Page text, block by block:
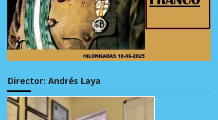
Director: Andrés Laya